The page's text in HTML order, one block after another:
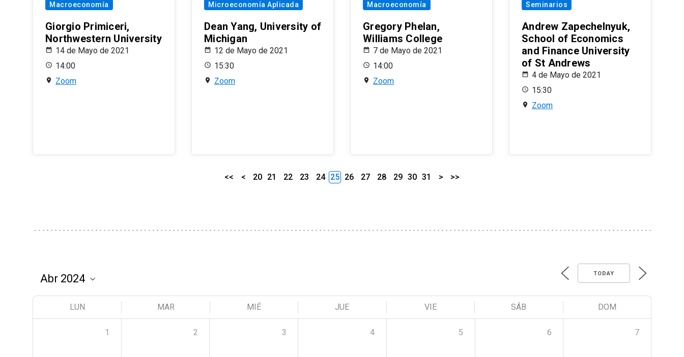
Macroeconomía
Giorgio Primiceri,
Northwestern University
14 de Mayo de 2021
14:00
Zoom
Microeconomía Aplicada
Dean Yang, University of
Michigan
12 de Mayo de 2021
15:30
Zoom
Macroeconomía
Gregory Phelan,
Williams College
7 de Mayo de 2021
14:00
Zoom
Seminarios
Andrew Zapechelnyuk,
School of Economics
and Finance University
of St Andrews
4 de Mayo de 2021
15:30
Zoom
<< < 20 21 22 23 24 25 26 27 28 29 30 31 > >>
TODAY
LUN MAR MIÉ JUE VIE SÁB DOM
1 2 3 4 5 6 7